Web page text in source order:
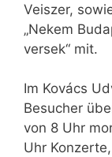
Veiszer,
„Nekem
versek“ mit.
Im Kovács
Besucher
von 8 Uhr
Uhr